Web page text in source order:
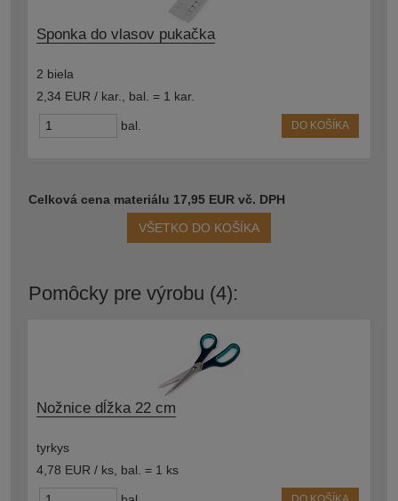
Sponka do vlasov pukačka
2 biela
2,34 EUR / kar.
bal. = 1 kar.
bal. DO KOŠÍKA
Celková cena materiálu 17,95 EUR vč. DPH
VŠETKO DO KOŠÍKA
Pomôcky pre výrobu (4):
Nožnice dĺžka 22 cm
tyrkys
4,78 EUR / ks bal. = 1 ks